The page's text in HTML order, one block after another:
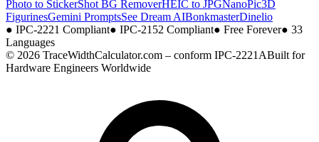
Photo to StickerShot BG RemoverHEIC to JPGNanoPic3D
FigurinesGemini PromptsSee Dream AIBonkmasterDinelio
● IPC-2221 Compliant● IPC-2152 Compliant● Free Forever● 33
Languages
© 2026 TraceWidthCalculator.com – conform IPC-2221ABuilt for
Hardware Engineers Worldwide